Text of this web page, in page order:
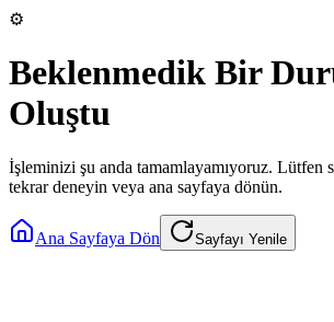
⚙️
Beklenmedik Bir
Oluştu
İşleminizi şu anda tamamlayamıyoruz. Lütfen
tekrar deneyin veya ana sayfaya dönün.
Ana Sayfaya Dön Sayfayı Yenile